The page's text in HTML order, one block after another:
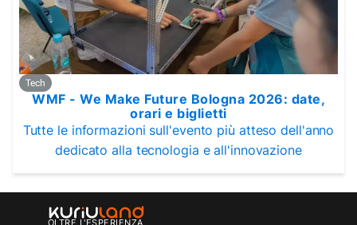
Tech
WMF - We Make Future Bologna 2026: date,
orari e biglietti
Tutte le informazioni sull'evento più atteso dell'anno
dedicato alla tecnologia e all'innovazione
OLTRE L'ESPERIENZA